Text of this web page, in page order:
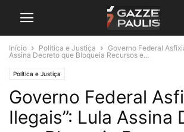
Início Política e Justiça
Governo Federal
Assina Decreto que Bloqueia Recursos e...
Política e Justiça
Governo Federal
Ilegais”: Lula Assina